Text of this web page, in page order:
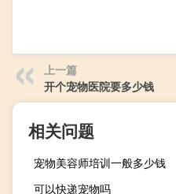
上一篇
开个宠物医院要多少钱
相关问题
宠物美容师培训一般多少钱
可以快递宠物吗